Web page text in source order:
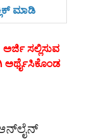
ಮಾಡಿ
ಅರ್ಜಿ ಸಲ್ಲಿಸುವ
ಅರ್ಥೈಸಿಕೊಂಡ